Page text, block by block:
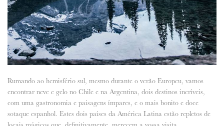
Rumando ao hemisfério sul, mesmo durante o verão Europeu, vamos
encontrar neve e gelo no Chile e na Argentina, dois destinos incríveis,
com uma gastronomia e paisagens ímpares, e o mais bonito e doce
sotaque espanhol. Estes dois países da América Latina estão repletos de